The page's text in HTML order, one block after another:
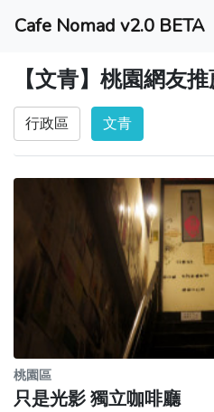
Cafe Nomad v2.0 BETA
【文青】桃園網友
行政區 文青
桃園區
只是光影 獨立咖啡廳